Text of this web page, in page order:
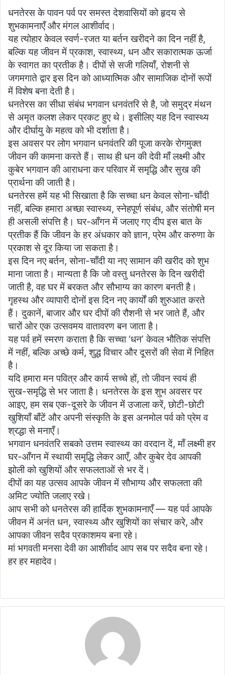
धनतेरस के पावन पर्व पर समस्त देशवासियों को हृदय से
शुभकामनाएँ और मंगल आशीर्वाद।
यह त्योहार केवल स्वर्ण-रजत या बर्तन खरीदने का दिन नहीं है,
बल्कि यह जीवन में प्रकाश, स्वास्थ्य, धन और सकारात्मक ऊर्जा
के स्वागत का प्रतीक है। दीपों से सजी गलियाँ, रोशनी से
जगमगाते द्वार इस दिन को आध्यात्मिक और सामाजिक दोनों रूपों
में विशेष बना देती है।
धनतेरस का सीधा संबंध भगवान धनवंतरि से है, जो समुद्र मंथन
से अमृत कलश लेकर प्रकट हुए थे। इसीलिए यह दिन स्वास्थ्य
और दीर्घायु के महत्व को भी दर्शाता है।
इस अवसर पर लोग भगवान धनवंतरि की पूजा करके रोगमुक्त
जीवन की कामना करते हैं। साथ ही धन की देवी माँ लक्ष्मी और
कुबेर भगवान की आराधना कर परिवार में समृद्धि और सुख की
प्रार्थना की जाती है।
धनतेरस हमें यह भी सिखाता है कि सच्चा धन केवल सोना-चाँदी
नहीं, बल्कि हमारा अच्छा स्वास्थ्य, स्नेहपूर्ण संबंध, और संतोषी मन
ही असली संपत्ति है। घर-आँगन में जलाए गए दीप इस बात के
प्रतीक हैं कि जीवन के हर अंधकार को ज्ञान, प्रेम और करुणा के
प्रकाश से दूर किया जा सकता है।
इस दिन नए बर्तन, सोना-चाँदी या नए सामान की खरीद को शुभ
माना जाता है। मान्यता है कि जो वस्तु धनतेरस के दिन खरीदी
जाती है, वह घर में बरकत और सौभाग्य का कारण बनती है।
गृहस्थ और व्यापारी दोनों इस दिन नए कार्यों की शुरुआत करते
हैं। दुकानें, बाजार और घर दीपों की रौशनी से भर जाते हैं, और
चारों ओर एक उत्सवमय वातावरण बन जाता है।
यह पर्व हमें स्मरण कराता है कि सच्चा ‘धन’ केवल भौतिक संपत्ति
में नहीं, बल्कि अच्छे कर्म, शुद्ध विचार और दूसरों की सेवा में निहित
है।
यदि हमारा मन पवित्र और कार्य सच्चे हों, तो जीवन स्वयं ही
सुख-समृद्धि से भर जाता है। धनतेरस के इस शुभ अवसर पर
आइए, हम सब एक-दूसरे के जीवन में उजाला करें, छोटी-छोटी
खुशियाँ बाँटें और अपनी संस्कृति के इस अनमोल पर्व को प्रेम व
श्रद्धा से मनाएँ।
भगवान धनवंतरि सबको उत्तम स्वास्थ्य का वरदान दें, माँ लक्ष्मी हर
घर-आँगन में स्थायी समृद्धि लेकर आएँ, और कुबेर देव आपकी
झोली को खुशियों और सफलताओं से भर दें।
दीपों का यह उत्सव आपके जीवन में सौभाग्य और सफलता की
अमिट ज्योति जलाए रखे।
आप सभी को धनतेरस की हार्दिक शुभकामनाएँ — यह पर्व आपके
जीवन में अनंत धन, स्वास्थ्य और खुशियों का संचार करे, और
आपका जीवन सदैव प्रकाशमय बना रहे।
मां भगवती मनसा देवी का आशीर्वाद आप सब पर सदैव बना रहे।
हर हर महादेव।